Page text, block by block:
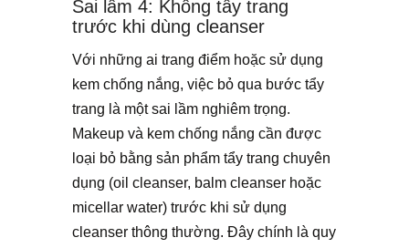
Sai lầm 4: Không tẩy trang
trước khi dùng cleanser
Với những ai trang điểm hoặc sử dụng
kem chống nắng, việc bỏ qua bước tẩy
trang là một sai lầm nghiêm trọng.
Makeup và kem chống nắng cần được
loại bỏ bằng sản phẩm tẩy trang chuyên
dụng (oil cleanser, balm cleanser hoặc
micellar water) trước khi sử dụng
cleanser thông thường. Đây chính là quy